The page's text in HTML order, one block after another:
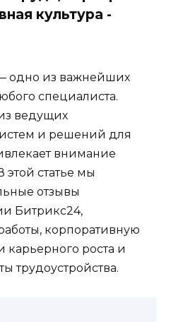
культура -
одно из важнейших
специалиста.
ведущих
и решений для
внимание
этой статье мы
отзывы
Битрикс24,
корпоративную
карьерного роста и
трудоустройства.